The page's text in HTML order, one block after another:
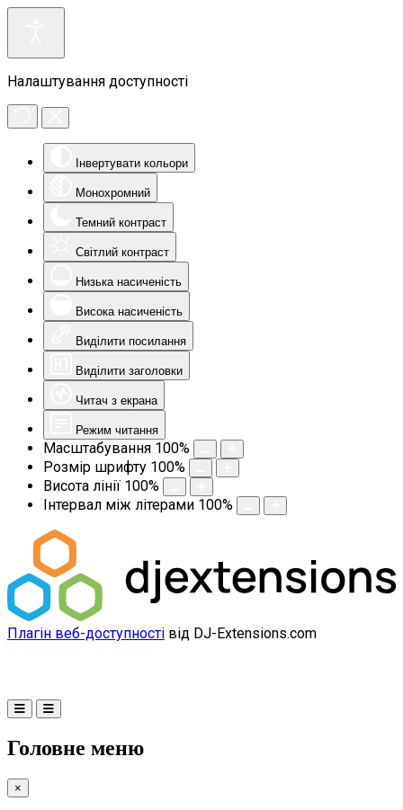
Налаштування доступності
Інвертувати кольори
Монохромний
Темний контраст
Світлий контраст
Низька насиченість
Висока насиченість
Виділити посилання
Виділити заголовки
Читач з екрана
Режим читання
Масштабування 100%
Розмір шрифту 100%
Висота лінії 100%
Інтервал між літерами 100%
Плагін веб-доступності від DJ-Extensions.com
Головне меню
×